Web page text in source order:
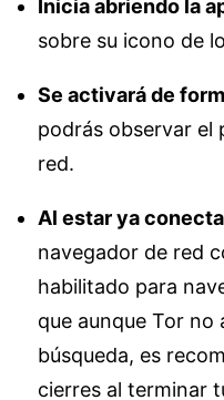
Inicia abriendo la
sobre su icono de
Se activará de
podrás observar el
red.
Al estar ya
navegador de red
habilitado para
que aunque Tor no
búsqueda, es
cierres al terminar